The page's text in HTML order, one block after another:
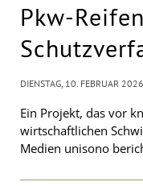
Pkw-
Ein Projekt, das vor
wirtschaftlichen
Medien unisono
DIENSTAG, 10. FEBRUAR 2026